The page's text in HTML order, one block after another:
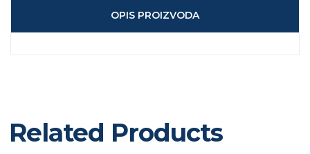
OPIS PROIZVODA
Related Products